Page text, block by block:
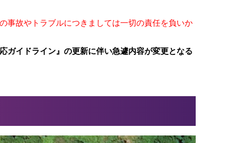
事故やトラブルにつきましては一切の責任を負いか
ガイドライン』の更新に伴い急遽内容が変更となる